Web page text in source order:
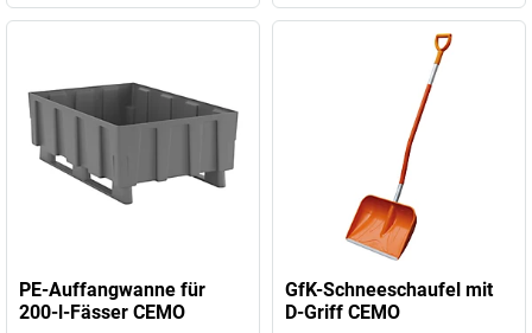
PE-Auffangwanne für
200-l-Fässer CEMO
GfK-Schneeschaufel mit
D-Griff CEMO